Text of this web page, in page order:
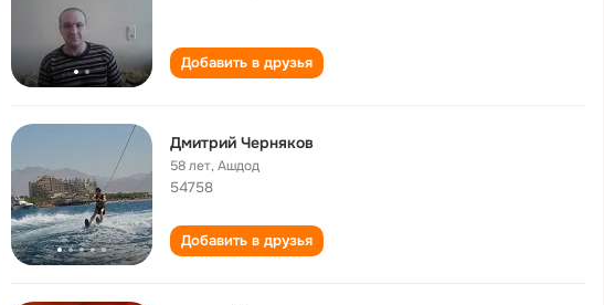
Добавить в друзья
Дмитрий Черняков
58 лет,Ашдод
54758
Добавить в друзья